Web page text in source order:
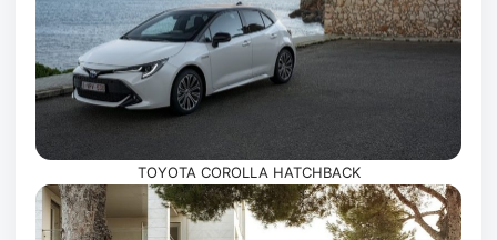
TOYOTA COROLLA HATCHBACK